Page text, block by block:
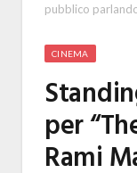
pubblico
CINEMA
per
Rami